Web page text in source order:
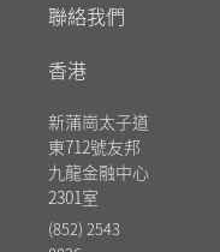
聯絡我們
香港
新蒲崗太子道
東712號友邦
九龍金融中心
2301室
(852) 2543